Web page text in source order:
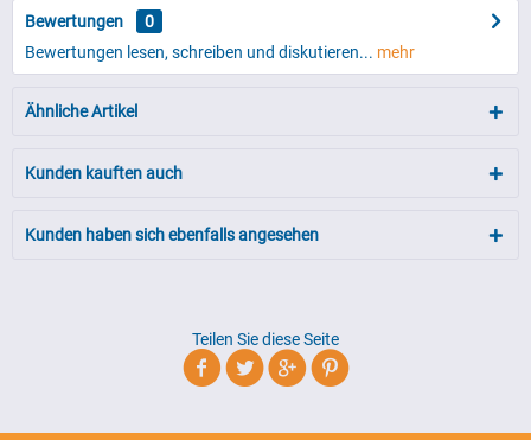
Bewertungen
0
Bewertungen lesen, schreiben und diskutieren... mehr
Ähnliche Artikel
Kunden kauften auch
Kunden haben sich ebenfalls angesehen
Teilen Sie diese Seite